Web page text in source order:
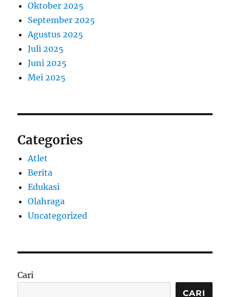
Oktober 2025
September 2025
Agustus 2025
Juli 2025
Juni 2025
Mei 2025
Categories
Atlet
Berita
Edukasi
Olahraga
Uncategorized
Cari
CARI